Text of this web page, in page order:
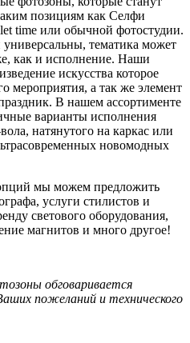
позициям как Селфи
time или обычной фотостудии.
тематика может
как и исполнение. Наши
искусства которое
мероприятия, а так же элемент
В нашем ассортименте
варианты исполнения
натянутого на каркас или
новомодных
мы можем предложить
услуги стилистов и
светового оборудования,
магнитов и много другое!
обговаривается
пожеланий и технического